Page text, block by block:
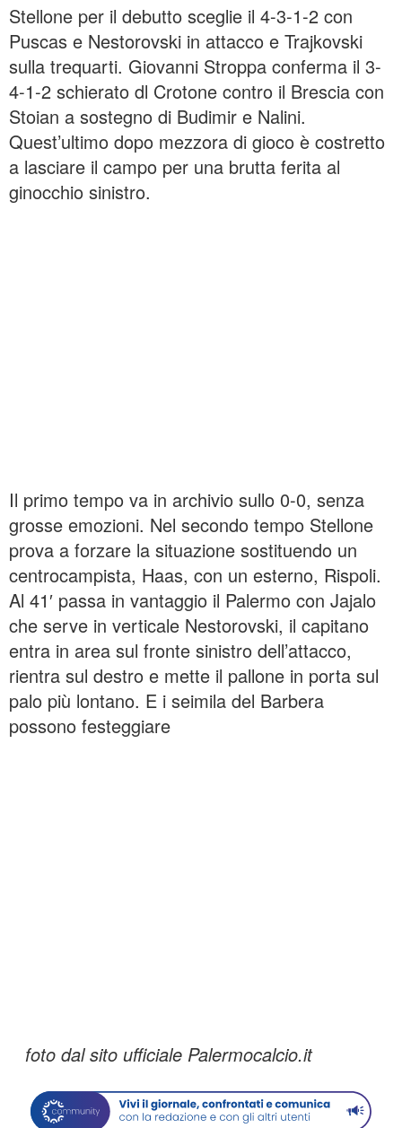
Stellone per il debutto sceglie il 4-3-1-2 con
Puscas e Nestorovski in attacco e Trajkovski
sulla trequarti. Giovanni Stroppa conferma il 3-
4-1-2 schierato dl Crotone contro il Brescia con
Stoian a sostegno di Budimir e Nalini.
Quest’ultimo dopo mezzora di gioco è costretto
a lasciare il campo per una brutta ferita al
ginocchio sinistro.
Il primo tempo va in archivio sullo 0-0, senza
grosse emozioni. Nel secondo tempo Stellone
prova a forzare la situazione sostituendo un
centrocampista, Haas, con un esterno, Rispoli.
Al 41′ passa in vantaggio il Palermo con Jajalo
che serve in verticale Nestorovski, il capitano
entra in area sul fronte sinistro dell’attacco,
rientra sul destro e mette il pallone in porta sul
palo più lontano. E i seimila del Barbera
possono festeggiare
foto dal sito ufficiale Palermocalcio.it